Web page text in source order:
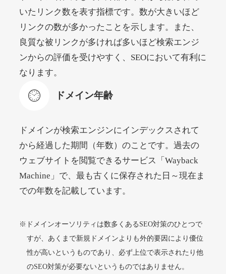
beamie.jp
ジャンルエンターテイメント
DA 52 外部リンク数
4,200円
詳細を見る
themusicnotebook.com
DA52 392
alprostadil-br.info
いたリンク数を表す指標です。数が大きいほど
リンクの数が多かったことを示します。また、
良質な被リンクが多ければ多いほど検索エンジ
ンからの評価を受けやすく、SEOにおいて有利に
なります。
ドメイン年齢
ドメインが検索エンジンにインデックスされて
から経過した期間（年数）のことです。過去の
ウェブサイトを閲覧できるサービス「Wayback
Machine」で、最も古くに保存された日～現在ま
での年数を記載しています。
※ドメインオーソリティは数多くあるSEO対策のひとつで
すが、あくまで新規ドメインよりも外的要因により優位
性が高いというものであり、必ず上位で表示されたり他
のSEO対策が必要ないというものではありません。